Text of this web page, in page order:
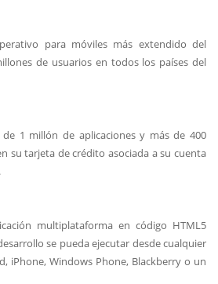
para móviles más extendido del
de usuarios en todos los países del
1 millón de aplicaciones y más de 400
su tarjeta de crédito asociada a su cuenta
multiplataforma en código HTML5
se pueda ejecutar desde cualquier
iPhone, Windows Phone, Blackberry o un